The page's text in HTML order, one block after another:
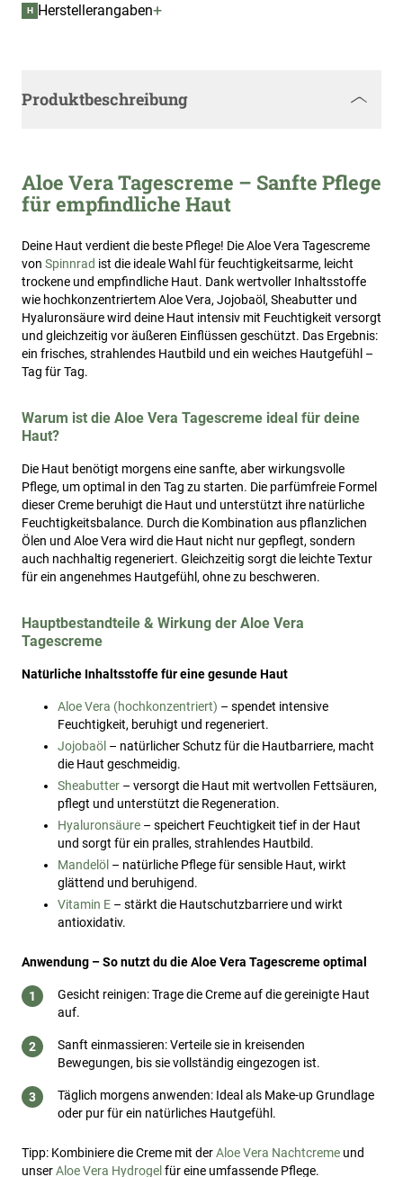
H Herstellerangaben+
Produktbeschreibung
Aloe Vera Tagescreme – Sanfte Pflege
für empfindliche Haut
Deine Haut verdient die beste Pflege! Die Aloe Vera Tagescreme
von Spinnrad ist die ideale Wahl für feuchtigkeitsarme, leicht
trockene und empfindliche Haut. Dank wertvoller Inhaltsstoffe
wie hochkonzentriertem Aloe Vera, Jojobaöl, Sheabutter und
Hyaluronsäure wird deine Haut intensiv mit Feuchtigkeit versorgt
und gleichzeitig vor äußeren Einflüssen geschützt. Das Ergebnis:
ein frisches, strahlendes Hautbild und ein weiches Hautgefühl –
Tag für Tag.
Warum ist die Aloe Vera Tagescreme ideal für deine
Haut?
Die Haut benötigt morgens eine sanfte, aber wirkungsvolle
Pflege, um optimal in den Tag zu starten. Die parfümfreie Formel
dieser Creme beruhigt die Haut und unterstützt ihre natürliche
Feuchtigkeitsbalance. Durch die Kombination aus pflanzlichen
Ölen und Aloe Vera wird die Haut nicht nur gepflegt, sondern
auch nachhaltig regeneriert. Gleichzeitig sorgt die leichte Textur
für ein angenehmes Hautgefühl, ohne zu beschweren.
Hauptbestandteile & Wirkung der Aloe Vera
Tagescreme
Natürliche Inhaltsstoffe für eine gesunde Haut
Aloe Vera (hochkonzentriert) – spendet intensive
Feuchtigkeit, beruhigt und regeneriert.
Jojobaöl – natürlicher Schutz für die Hautbarriere, macht
die Haut geschmeidig.
Sheabutter – versorgt die Haut mit wertvollen Fettsäuren,
pflegt und unterstützt die Regeneration.
Hyaluronsäure – speichert Feuchtigkeit tief in der Haut
und sorgt für ein pralles, strahlendes Hautbild.
Mandelöl – natürliche Pflege für sensible Haut, wirkt
glättend und beruhigend.
Vitamin E – stärkt die Hautschutzbarriere und wirkt
antioxidativ.
Anwendung – So nutzt du die Aloe Vera Tagescreme optimal
Gesicht reinigen: Trage die Creme auf die gereinigte Haut
auf.
Sanft einmassieren: Verteile sie in kreisenden
Bewegungen, bis sie vollständig eingezogen ist.
Täglich morgens anwenden: Ideal als Make-up Grundlage
oder pur für ein natürliches Hautgefühl.
Tipp: Kombiniere die Creme mit derAloe Vera Nachtcreme und
unserAloe Vera Hydrogel für eine umfassende Pflege.